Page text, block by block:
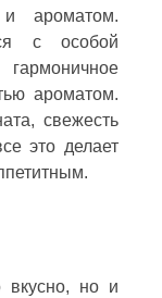
ароматом.
с особой
ароматом.
свежесть
это делает
вкусно, но и